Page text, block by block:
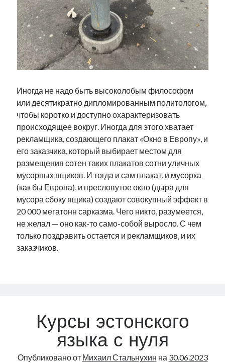
Иногда не надо быть высоколобым философом
или десятикратно дипломированным политологом,
чтобы коротко и доступно охарактеризовать
происходящее вокруг. Иногда для этого хватает
рекламщика, создающего плакат «Окно в Европу», и
его заказчика, который выбирает местом для
размещения сотен таких плакатов сотни уличных
мусорных ящиков. И тогда и сам плакат, и мусорка
(как бы Европа), и пресловутое окно (дыра для
мусора сбоку ящика) создают совокупный эффект в
20 000 мегатонн сарказма. Чего никто, разумеется,
не желал — оно как-то само-собой выросло. С чем
только поздравить остается и рекламщиков, и их
заказчиков.
Курсы эстонского
языка с нуля
Опубликовано от Михаил Стальнухин на 30.06.2023